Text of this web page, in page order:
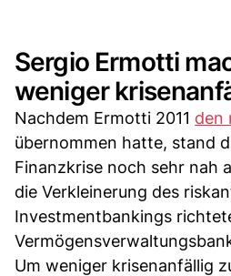
Sergio Ermotti
weniger
Nachdem Ermotti 2011 den
übernommen hatte, stand
Finanzkrise noch sehr nah
die Verkleinerung des
Investmentbankings
Um weniger krisenanfällig